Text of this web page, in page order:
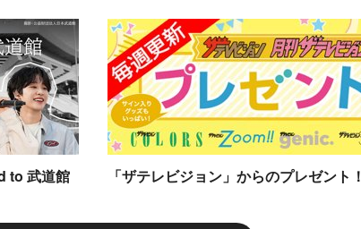
to 武道館 「ザテレビジョン」からのプレゼント！